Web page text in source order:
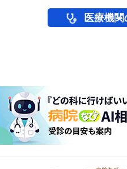
医療機